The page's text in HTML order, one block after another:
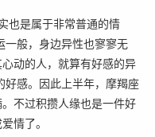
是属于非常普通的情
般，身边异性也寥寥无
动的人，就算有好感的异
感。因此上半年，摩羯座
不过积攒人缘也是一件好
情了。